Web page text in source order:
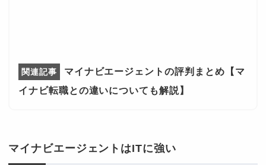
マイナビエージェントの評判まとめ【マ
イナビ転職との違いについても解説】
マイナビエージェントはITに強い